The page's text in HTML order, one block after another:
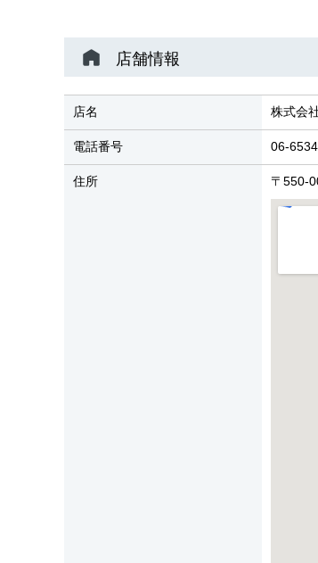
店舗情報
店名 株式会
電話番号 06-
住所 〒550-